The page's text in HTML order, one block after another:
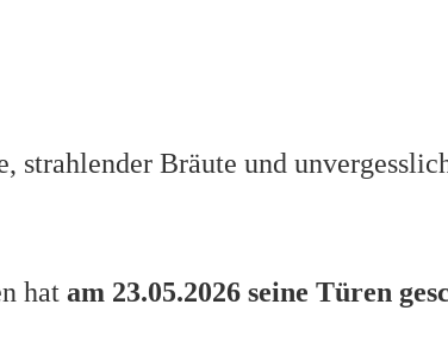
Bräute und
hat am 23.05.2026 seine Türen